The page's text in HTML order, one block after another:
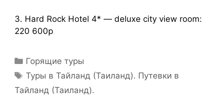
3. Hard Rock Hotel 4* — deluxe city view room:
220 600р
Горящие туры
Туры в Тайланд (Таиланд). Путевки в
Тайланд (Таиланд).